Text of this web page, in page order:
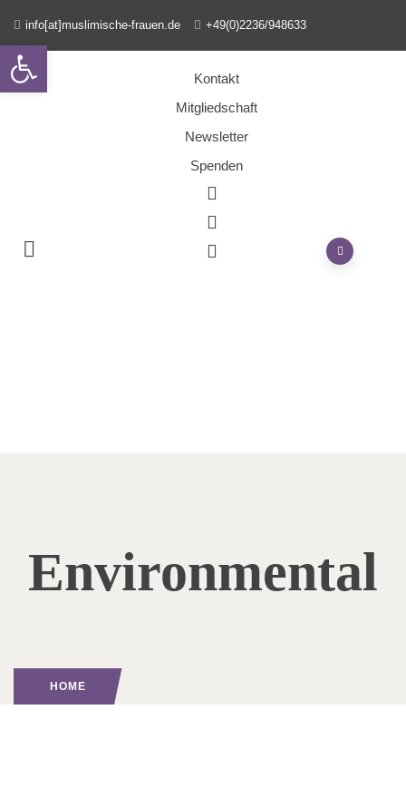
info[at]muslimische-frauen.de +49(0)2236/948633
Kontakt
Mitgliedschaft
Newsletter
Spenden
Environmental
HOME
Open toolbar